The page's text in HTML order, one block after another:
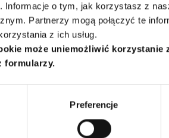
Informacje o tym, jak korzystasz z
Partnerzy mogą połączyć te
z ich usług.
może uniemożliwić
formularzy.
Preferencje